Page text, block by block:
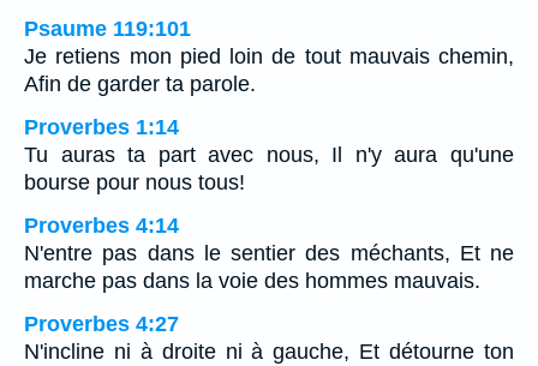
Psaume 119:101
Je retiens mon pied loin de tout mauvais chemin,
Afin de garder ta parole.
Proverbes 1:14
Tu auras ta part avec nous, Il n'y aura qu'une
bourse pour nous tous!
Proverbes 4:14
N'entre pas dans le sentier des méchants, Et ne
marche pas dans la voie des hommes mauvais.
Proverbes 4:27
N'incline ni à droite ni à gauche, Et détourne ton